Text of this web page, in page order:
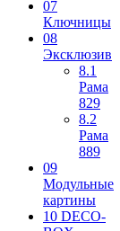
07
Ключницы
08
Эксклюзив
8.1
Рама
829
8.2
Рама
889
09
Модульные
картины
10 DECO-